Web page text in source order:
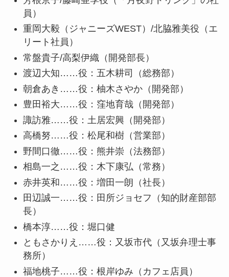
員）
重岡大毅（ジャニーズWEST）/北脇雅美役（エ
リート社員）
常盤貴子/高梨伊織（開発部長）
渡辺大知……役：五木耕司（総務部）
朝倉あき……役：柚木さやか（開発部）
豊田裕大……役：窪地育哉（開発部）
諏訪雅……役：土居宏興（開発部）
高橋努……役：松尾和樹（営業部）
野間口徹……役：熊井崇（法務部）
相島一之……役：木下康弘（常務）
赤井英和……役：増田一朗（社長）
田辺誠一……役：田所ジョセフ（知的財産部部
長）
橋本淳……役：堀口健
ともさかりえ……役：又坂市代（又坂弁理士事
務所）
福地桃子……役：根岸ゆみ（カフェ店員）